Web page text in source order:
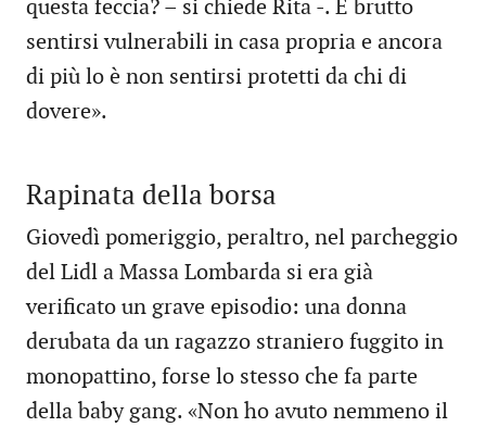
questa feccia? – si chiede Rita -. È brutto
sentirsi vulnerabili in casa propria e ancora
di più lo è non sentirsi protetti da chi di
dovere».
Rapinata della borsa
Giovedì pomeriggio, peraltro, nel parcheggio
del Lidl a Massa Lombarda si era già
verificato un grave episodio: una donna
derubata da un ragazzo straniero fuggito in
monopattino, forse lo stesso che fa parte
della baby gang. «Non ho avuto nemmeno il